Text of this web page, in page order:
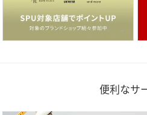
便利なサ